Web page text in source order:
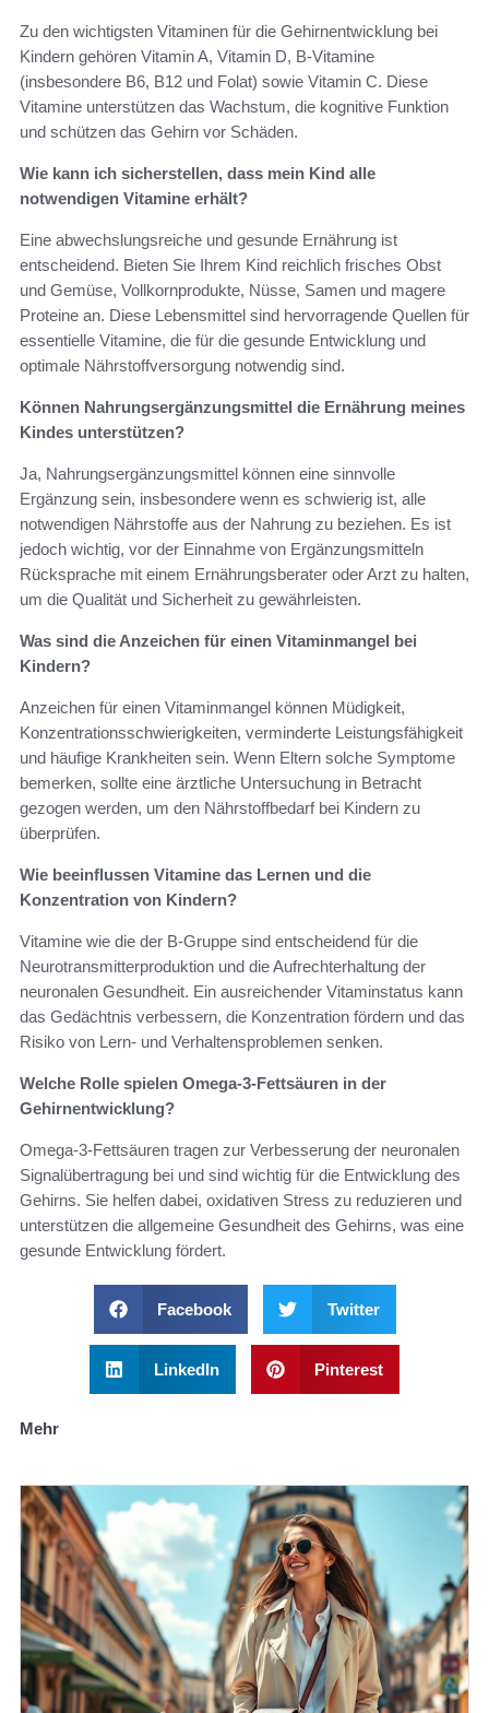
Zu den wichtigsten Vitaminen für die Gehirnentwicklung bei
Kindern gehören Vitamin A, Vitamin D, B-Vitamine
(insbesondere B6, B12 und Folat) sowie Vitamin C. Diese
Vitamine unterstützen das Wachstum, die kognitive Funktion
und schützen das Gehirn vor Schäden.
Wie kann ich sicherstellen, dass mein Kind alle
notwendigen Vitamine erhält?
Eine abwechslungsreiche und gesunde Ernährung ist
entscheidend. Bieten Sie Ihrem Kind reichlich frisches Obst
und Gemüse, Vollkornprodukte, Nüsse, Samen und magere
Proteine an. Diese Lebensmittel sind hervorragende Quellen für
essentielle Vitamine, die für die gesunde Entwicklung und
optimale Nährstoffversorgung notwendig sind.
Können Nahrungsergänzungsmittel die Ernährung meines
Kindes unterstützen?
Ja, Nahrungsergänzungsmittel können eine sinnvolle
Ergänzung sein, insbesondere wenn es schwierig ist, alle
notwendigen Nährstoffe aus der Nahrung zu beziehen. Es ist
jedoch wichtig, vor der Einnahme von Ergänzungsmitteln
Rücksprache mit einem Ernährungsberater oder Arzt zu halten,
um die Qualität und Sicherheit zu gewährleisten.
Was sind die Anzeichen für einen Vitaminmangel bei
Kindern?
Anzeichen für einen Vitaminmangel können Müdigkeit,
Konzentrationsschwierigkeiten, verminderte Leistungsfähigkeit
und häufige Krankheiten sein. Wenn Eltern solche Symptome
bemerken, sollte eine ärztliche Untersuchung in Betracht
gezogen werden, um den Nährstoffbedarf bei Kindern zu
überprüfen.
Wie beeinflussen Vitamine das Lernen und die
Konzentration von Kindern?
Vitamine wie die der B-Gruppe sind entscheidend für die
Neurotransmitterproduktion und die Aufrechterhaltung der
neuronalen Gesundheit. Ein ausreichender Vitaminstatus kann
das Gedächtnis verbessern, die Konzentration fördern und das
Risiko von Lern- und Verhaltensproblemen senken.
Welche Rolle spielen Omega-3-Fettsäuren in der
Gehirnentwicklung?
Omega-3-Fettsäuren tragen zur Verbesserung der neuronalen
Signalübertragung bei und sind wichtig für die Entwicklung des
Gehirns. Sie helfen dabei, oxidativen Stress zu reduzieren und
unterstützen die allgemeine Gesundheit des Gehirns, was eine
gesunde Entwicklung fördert.
Facebook Twitter
LinkedIn Pinterest
Mehr